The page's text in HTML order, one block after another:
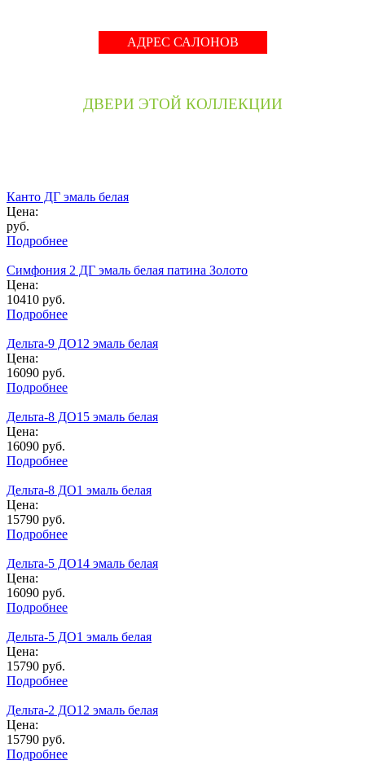
АДРЕС САЛОНОВ
ДВЕРИ ЭТОЙ КОЛЛЕКЦИИ
Канто ДГ эмаль белая
Цена:
руб.
Подробнее
Симфония 2 ДГ эмаль белая патина Золото
Цена:
10410 руб.
Подробнее
Дельта-9 ДО12 эмаль белая
Цена:
16090 руб.
Подробнее
Дельта-8 ДО15 эмаль белая
Цена:
16090 руб.
Подробнее
Дельта-8 ДО1 эмаль белая
Цена:
15790 руб.
Подробнее
Дельта-5 ДО14 эмаль белая
Цена:
16090 руб.
Подробнее
Дельта-5 ДО1 эмаль белая
Цена:
15790 руб.
Подробнее
Дельта-2 ДО12 эмаль белая
Цена:
15790 руб.
Подробнее